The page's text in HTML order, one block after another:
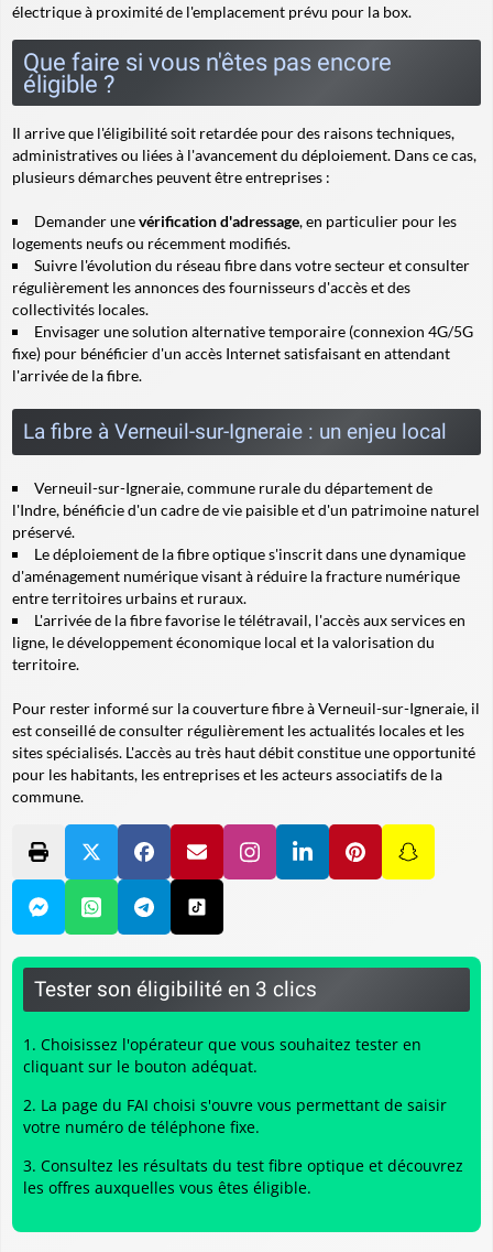
électrique à proximité de l'emplacement prévu pour la box.
Que faire si vous n'êtes pas encore
éligible ?
Il arrive que l'éligibilité soit retardée pour des raisons techniques,
administratives ou liées à l'avancement du déploiement. Dans ce cas,
plusieurs démarches peuvent être entreprises :
Demander unevérification d'adressage, en particulier pour les
logements neufs ou récemment modifiés.
Suivre l'évolution du réseau fibre dans votre secteur et consulter
régulièrement les annonces des fournisseurs d'accès et des
collectivités locales.
Envisager une solution alternative temporaire (connexion 4G/5G
fixe) pour bénéficier d'un accès Internet satisfaisant en attendant
l'arrivée de la fibre.
La fibre à Verneuil-sur-Igneraie : un enjeu local
Verneuil-sur-Igneraie, commune rurale du département de
l'Indre, bénéficie d'un cadre de vie paisible et d'un patrimoine naturel
préservé.
Le déploiement de la fibre optique s'inscrit dans une dynamique
d'aménagement numérique visant à réduire la fracture numérique
entre territoires urbains et ruraux.
L'arrivée de la fibre favorise le télétravail, l'accès aux services en
ligne, le développement économique local et la valorisation du
territoire.
Pour rester informé sur la couverture fibre à Verneuil-sur-Igneraie, il
est conseillé de consulter régulièrement les actualités locales et les
sites spécialisés. L'accès au très haut débit constitue une opportunité
pour les habitants, les entreprises et les acteurs associatifs de la
commune.
Tester son éligibilité en 3 clics
Choisissez l'opérateur que vous souhaitez tester en
cliquant sur le bouton adéquat.
La page du FAI choisi s'ouvre vous permettant de saisir
votre numéro de téléphone fixe.
Consultez les résultats du test fibre optique et découvrez
les offres auxquelles vous êtes éligible.